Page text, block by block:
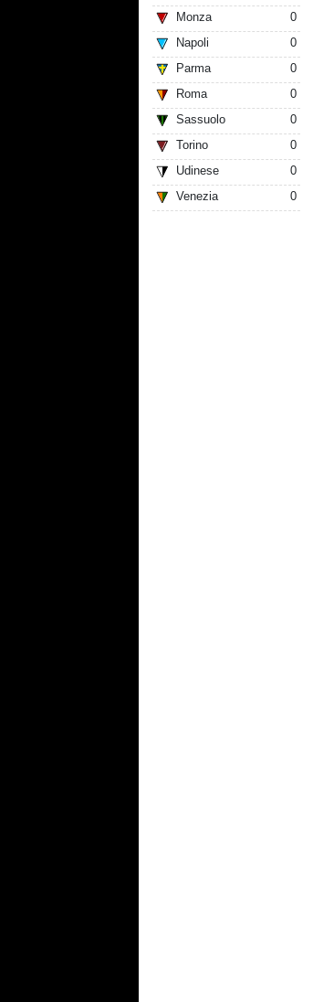
Monza
0
Napoli
0
Parma
0
Roma
0
Sassuolo
0
Torino
0
Udinese
0
Venezia
0